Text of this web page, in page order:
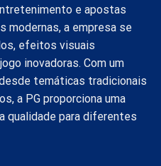
e apostas
modernas, a empresa se
efeitos visuais
inovadoras. Com um
temáticas tradicionais
a PG proporciona uma
qualidade para diferentes